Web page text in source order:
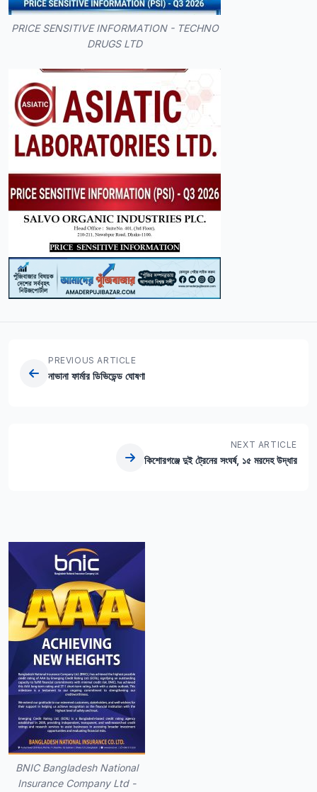
PRICE SENSITIVE INFORMATION - TECHNO
DRUGS LTD
PREVIOUS ARTICLE
নাভানা ফার্মার ডিভিডেন্ড ঘোষণা
NEXT ARTICLE
কিশোরগঞ্জে দুই ট্রেনের সংঘর্ষ, ১৫ মরদেহ উদ্ধার
BNIC Bangladesh National
Insurance Company Ltd -